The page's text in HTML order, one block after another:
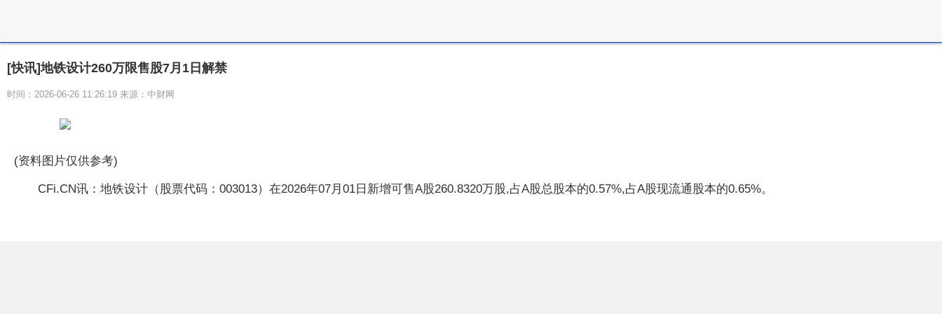
[快讯]地铁设计260万限售股7月1日解禁
时间：2026-06-26 11:26:19 来源：中财网
(资料图片仅供参考)
CFi.CN讯：地铁设计（股票代码：003013）在2026年07月01日新增可售A股260.8320万股,占A股总股本的0.57%,占A股现流通股本的0.65%。